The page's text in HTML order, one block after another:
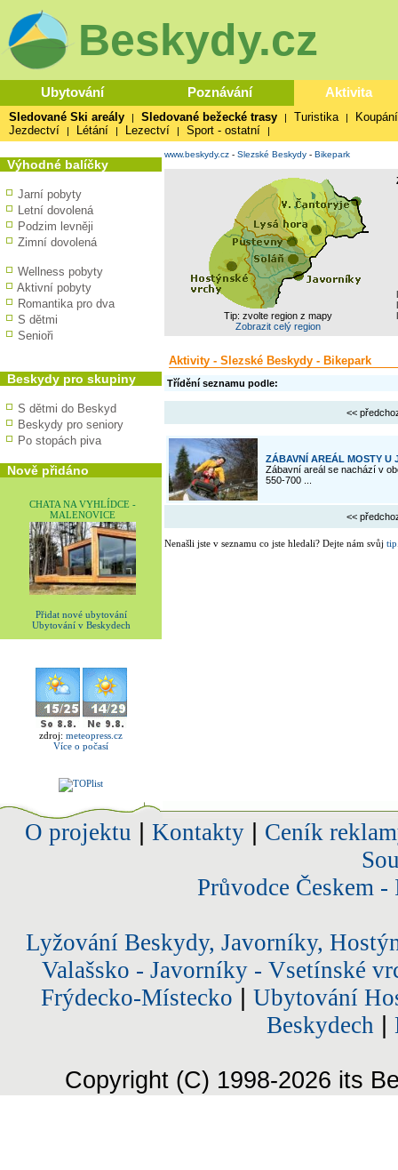
Beskydy.cz
Ubytování Poznávání Aktivita
Sledované Ski areály | Sledované bežecké trasy | Turistika |
Koupání
Jezdectví
| Létání | Lezectví | Sport - ostatní |
Výhodné balíčky
Jarní pobyty
Letní dovolená
Podzim levněji
Zimní dovolená
Wellness pobyty
Aktivní pobyty
Romantika pro dva
S dětmi
Senioři
Beskydy pro skupiny
S dětmi do Beskyd
Beskydy pro seniory
Po stopách piva
Nově přidáno
CHATA NA VYHLÍDCE -
MALENOVICE
Přidat nové ubytování
Ubytování v Beskydech
zdroj: meteopress.cz
Více o počasí
www.beskydy.cz - Slezské Beskydy - Bikepark
Tip: zvolte region z mapy
Zobrazit celý region
Aktivity - Slezské Beskydy - Bikepark
Třídění seznamu podle:
<<
ZÁBAVNÍ AREÁL MOSTY U
Zábavní areál se nachází v
550-700 ...
<<
Nenašli jste v seznamu co jste hledali? Dejte nám svůj tip
O projektu Kontakty| Ceník
Průvodce Českem
Lyžování Beskydy, Javorníky,
Valašsko - Javorníky - Vsetínské
Frýdecko-Místecko
Ubytování
Beskydech
Copyright (C) 1998-2026 its